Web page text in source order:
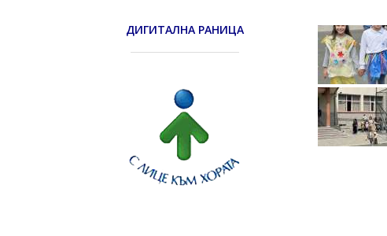
ДИГИТАЛНА РАНИЦА